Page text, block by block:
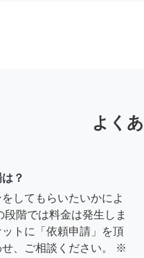
よく
？
してもらいたいかによ
階では料金は発生しま
トに「依頼申請」を頂
、ご相談ください。 ※